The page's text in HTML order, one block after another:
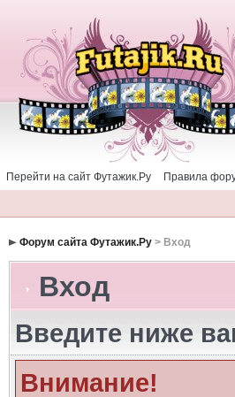
Перейти на сайт Футажик.Ру Правила
Форум сайта Футажик.Ру> Вход
Вход
Введите ниже
Внимание!